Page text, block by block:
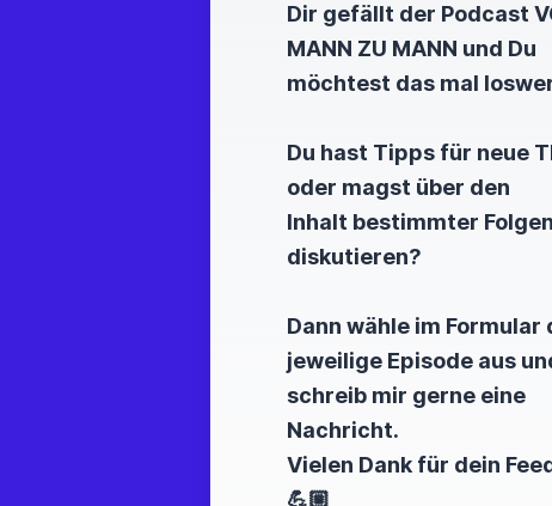
Und man muss auch gut
Und das finde ich auch
Und was hat sie dahin
Und das machst du jetzt
Ja, ich finde das.
Daniel, du auch als du hast
Also erst mal für die
Das ist auf jeden Fall Daniel
Dir gefällt der Podcast
MANN ZU MANN und Du
möchtest das mal
Du hast Tipps für neue
oder magst über den
Inhalt bestimmter Folgen
diskutieren?
Dann wähle im Formular
jeweilige Episode aus
schreib mir gerne eine
Nachricht.
Vielen Dank für dein
💪🏼